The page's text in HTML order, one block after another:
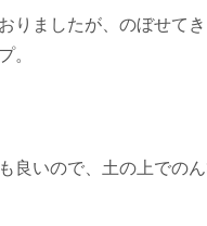
りましたが、のぼせてき
。
良いので、土の上での